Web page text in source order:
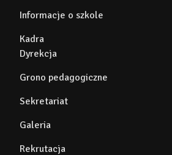
Informacje o szkole
Kadra
Dyrekcja
Grono pedagogiczne
Sekretariat
Galeria
Rekrutacja